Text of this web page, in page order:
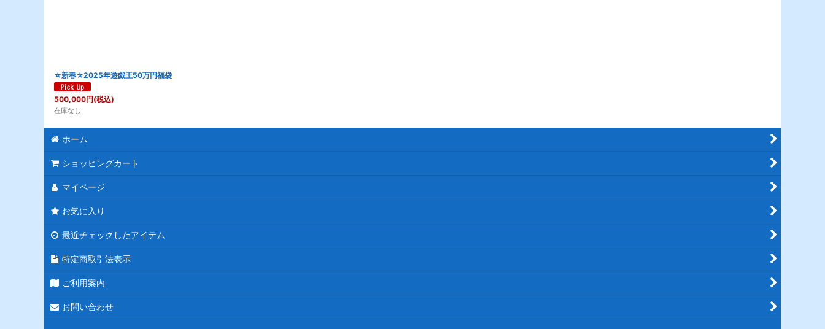
☆新春☆2025年遊戯王50万円福袋
500,000円(税込)
在庫なし
ホーム
ショッピングカート
マイページ
お気に入り
最近チェックしたアイテム
特定商取引法表示
ご利用案内
お問い合わせ